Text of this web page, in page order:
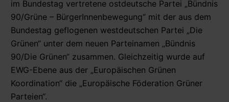
im Bundestag vertretene ostdeutsche Partei „Bündnis
90/Grüne – BürgerInnenbewegung“ mit der aus dem
Bundestag geflogenen westdeutschen Partei „Die
Grünen“ unter dem neuen Parteinamen „Bündnis
90/Die Grünen“ zusammen. Gleichzeitig wurde auf
EWG-Ebene aus der „Europäischen Grünen
Koordination“ die „Europäische Föderation Grüner
Parteien“.